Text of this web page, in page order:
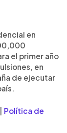
en
el primer año
en
de ejecutar
Política de